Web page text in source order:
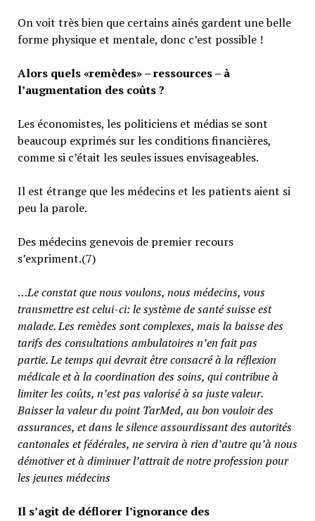
On voit très bien que certains aînés gardent une belle
forme physique et mentale, donc c’est possible !
Alors quels «remèdes» – ressources – à
l’augmentation des coûts ?
Les économistes, les politiciens et médias se sont
beaucoup exprimés sur les conditions financières,
comme si c’était les seules issues envisageables.
Il est étrange que les médecins et les patients aient si
peu la parole.
Des médecins genevois de premier recours
s’expriment.(7)
…Le constat que nous voulons, nous médecins, vous
transmettre est celui-ci: le système de santé suisse est
malade. Les remèdes sont complexes, mais la baisse des
tarifs des consultations ambulatoires n’en fait pas
partie.Le temps qui devrait être consacré à la réflexion
médicale et à la coordination des soins, qui contribue à
limiter les coûts, n’est pas valorisé à sa juste valeur.
Baisser la valeur du point TarMed, au bon vouloir des
assurances, et dans le silence assourdissant des autorités
cantonales et fédérales, ne servira à rien d’autre qu’à nous
démotiver et à diminuer l’attrait de notre profession pour
les jeunes médecins
Il s’agit de déflorer l’ignorance des